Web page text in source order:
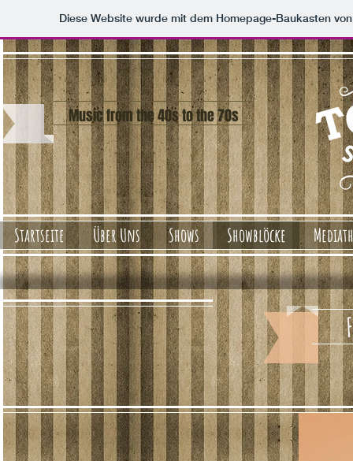
Diese Website wurde mit dem Homepage-Baukasten
Music from the 40s to the 70s
Startseite Über Uns Shows Showblöcke